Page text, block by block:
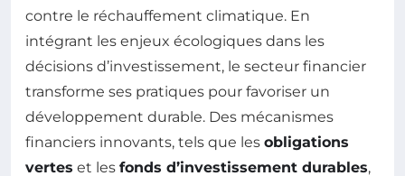
contre le réchauffement climatique. En
intégrant les enjeux écologiques dans les
décisions d’investissement, le secteur financier
transforme ses pratiques pour favoriser un
développement durable. Des mécanismes
financiers innovants, tels que les obligations
vertes et les fonds d’investissement durables,